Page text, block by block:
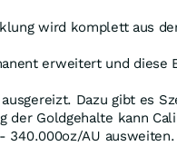
wird komplett aus
erweitert und
Dazu gibt es
Goldgehalte kann
340.000oz/AU ausweiten.